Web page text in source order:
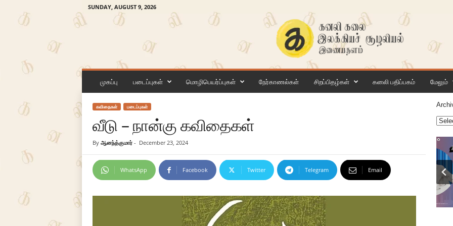
SUNDAY, AUGUST 9, 2026
க
ன
முகப்பு படைப்புகள் மொழிபெயர்ப்புகள் நேர்காணல்கள் சிறப்பிதழ்கள் கனலி பதிப்பகம் மேலும்
கவிதைகள் படைப்புகள்
வீடு – நான்கு கவிதைகள்
By ஆனந்த்குமார்- December 23, 2024
WhatsApp Facebook Twitter Telegram Email